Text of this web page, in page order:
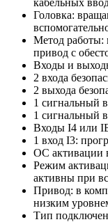
Головка:
Метод работы:
привод с
Входы и
2 входа
2 выхода
1 сигнальный
1 сигнальный
Входы I4 или
1 вход I3:
ОС активации
Режим
активны при
Привод: в
низким
Тип